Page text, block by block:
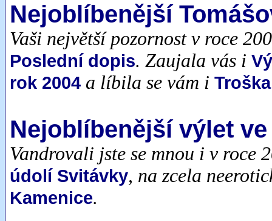
Nejoblíbenější
Vaši největší pozornost v roce
Poslední dopis. Zaujala vás i
rok 2004 a líbila se vám i
Nejoblíbenější výlet
Vandrovali jste se mnou i v roce
údolí Svitávky, na zcela
Kamenice.